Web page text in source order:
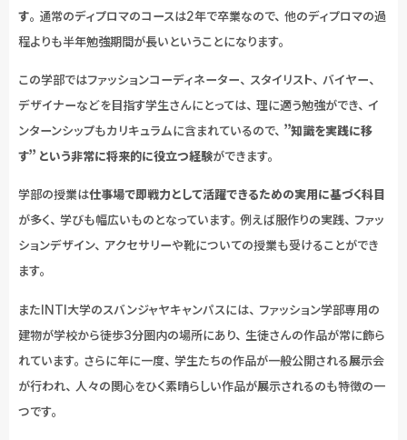
す。通常のディプロマのコースは2年で卒業なので、他のディプロマの過
程よりも半年勉強期間が長いということになります。
この学部ではファッションコーディネーター、スタイリスト、バイヤー、
デザイナーなどを目指す学生さんにとっては、理に適う勉強ができ、イ
ンターンシップもカリキュラムに含まれているので、 ”知識を実践に移
す” という非常に将来的に役立つ経験ができます。
学部の授業は仕事場で即戦力として活躍できるための実用に基づく科目
が多く、学びも幅広いものとなっています。例えば服作りの実践、ファッ
ションデザイン、アクセサリーや靴についての授業も受けることができ
ます。
またINTI大学のスバンジャヤキャンパスには、ファッション学部専用の
建物が学校から徒歩3分圏内の場所にあり、生徒さんの作品が常に飾ら
れています。さらに年に一度、学生たちの作品が一般公開される展示会
が行われ、人々の関心をひく素晴らしい作品が展示されるのも特徴の一
つです。